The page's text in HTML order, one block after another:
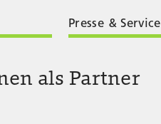
Presse & Service
als Partner